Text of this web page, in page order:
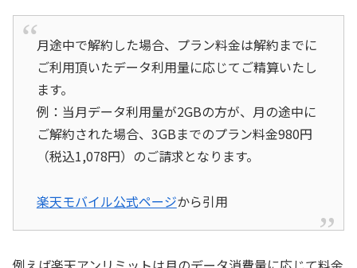
月途中で解約した場合、プラン料金は解約までに
ご利用頂いたデータ利用量に応じてご精算いたし
ます。
例：当月データ利用量が2GBの方が、月の途中に
ご解約された場合、3GBまでのプラン料金980円
（税込1,078円）のご請求となります。
楽天モバイル公式ページから引用